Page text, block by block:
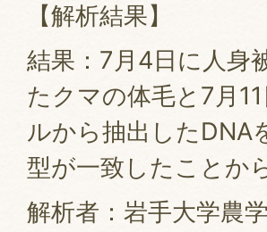
【解析結果】
結果：7月4日に人身
たクマの体毛と7月
ルから抽出したDNA
型が一致したことか
解析者：岩手大学